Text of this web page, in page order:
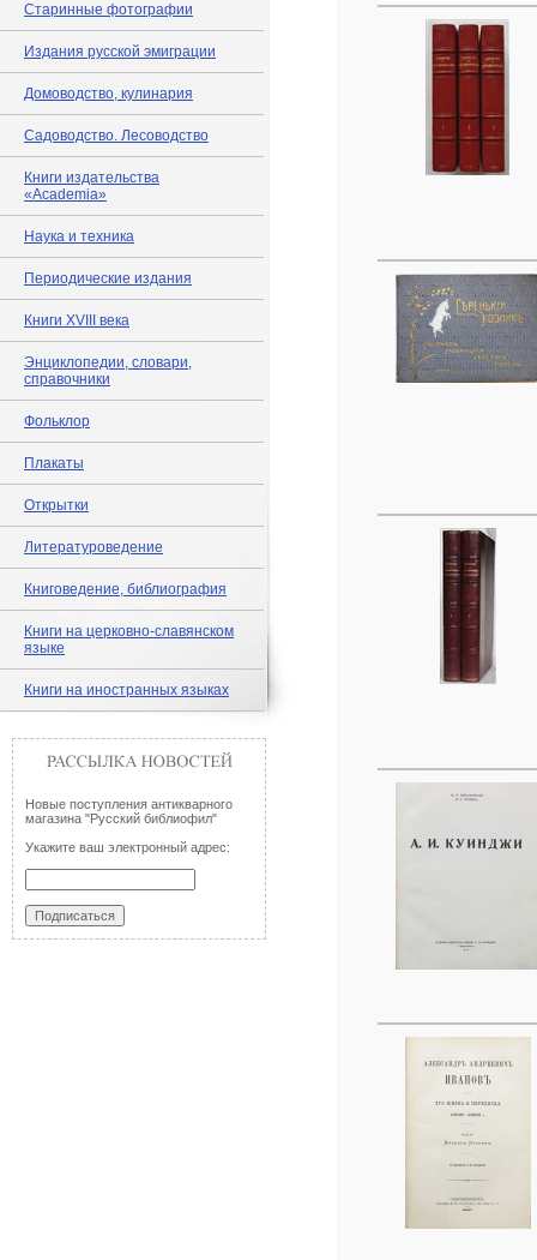
Старинные фотографии
Издания русской эмиграции
Домоводство, кулинария
Садоводство. Лесоводство
Книги издательства
«Academia»
Наука и техника
Периодические издания
Книги XVIII века
Энциклопедии, словари,
справочники
Фольклор
Плакаты
Открытки
Литературоведение
Книговедение, библиография
Книги на церковно-славянском
языке
Книги на иностранных языках
Новые поступления антикварного
магазина "Русский библиофил"
Укажите ваш электронный адрес: